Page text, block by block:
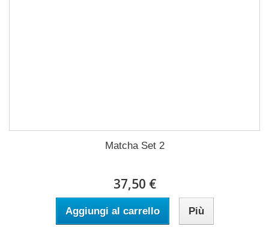
Matcha Set 2
37,50 €
Aggiungi al carrello Più